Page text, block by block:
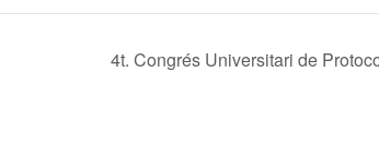
4t. Congrés Universitari de